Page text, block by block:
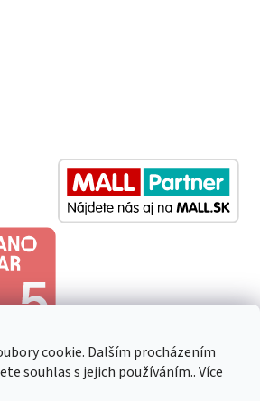
cookie. Dalším procházením
souhlas s jejich používáním.. Více